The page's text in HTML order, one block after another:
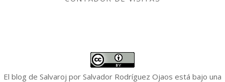
El blog de Salvaroj por Salvador Rodríguez Ojaos está bajo una